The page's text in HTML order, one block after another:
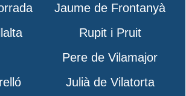
Jaume de Frontanyà
Rupit i Pruit
Pere de Vilamajor
Julià de Vilatorta